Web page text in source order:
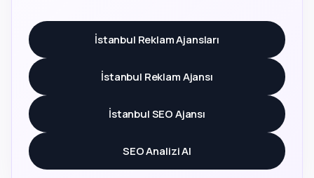
İstanbul Reklam Ajansları
İstanbul Reklam Ajansı
İstanbul SEO Ajansı
SEO Analizi Al